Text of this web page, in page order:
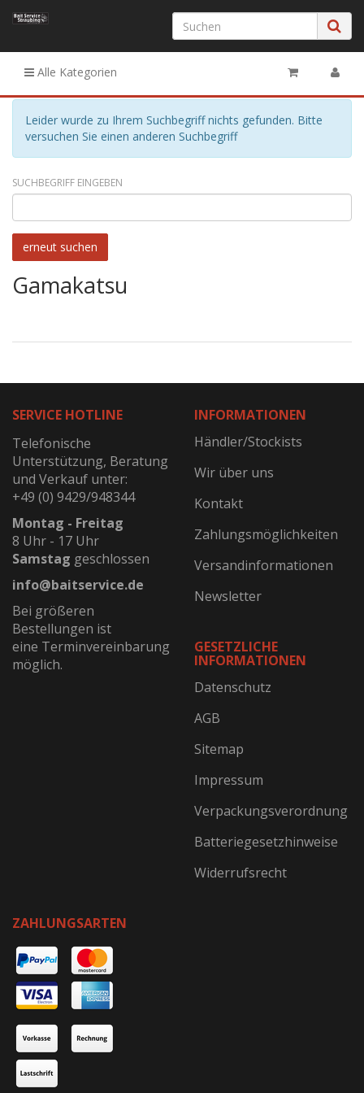
Alle Kategorien
Leider wurde zu Ihrem Suchbegriff nichts gefunden. Bitte
versuchen Sie einen anderen Suchbegriff
SUCHBEGRIFF EINGEBEN
Gamakatsu
SERVICE HOTLINE
Telefonische
Unterstützung, Beratung
und Verkauf unter:
+49 (0) 9429/948344
Montag - Freitag
8 Uhr - 17 Uhr
Samstag geschlossen
info@baitservice.de
Bei größeren
Bestellungen ist
eine Terminvereinbarung
möglich.
INFORMATIONEN
Händler/Stockists
Wir über uns
Kontakt
Zahlungsmöglichkeiten
Versandinformationen
Newsletter
GESETZLICHE
INFORMATIONEN
Datenschutz
AGB
Sitemap
Impressum
Verpackungsverordnung
Batteriegesetzhinweise
Widerrufsrecht
ZAHLUNGSARTEN